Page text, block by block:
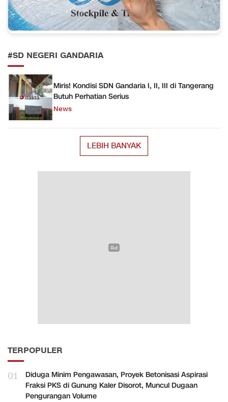
#SD NEGERI GANDARIA
Miris! Kondisi SDN Gandaria I, II, III di Tangerang
Butuh Perhatian Serius
News
LEBIH BANYAK
TERPOPULER
01
Diduga Minim Pengawasan, Proyek Betonisasi Aspirasi
Fraksi PKS di Gunung Kaler Disorot, Muncul Dugaan
Pengurangan Volume